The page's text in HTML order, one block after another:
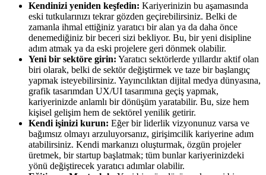
Kendinizi yeniden keşfedin: Kariyerinizin bu aşamasında
eski tutkularınızı tekrar gözden geçirebilirsiniz. Belki de
zamanla ihmal ettiğiniz yaratıcı bir alan ya da daha önce
denemediğiniz bir beceri sizi bekliyor. Bu, bir yeni disipline
adım atmak ya da eski projelere geri dönmek olabilir.
Yeni bir sektöre girin: Yaratıcı sektörlerde yıllardır aktif olan
biri olarak, belki de sektör değiştirmek ve taze bir başlangıç
yapmak isteyebilirsiniz. Yayıncılıktan dijital medya dünyasına,
grafik tasarımdan UX/UI tasarımına geçiş yapmak,
kariyerinizde anlamlı bir dönüşüm yaratabilir. Bu, size hem
kişisel gelişim hem de sektörel yenilik getirir.
Kendi işinizi kurun: Eğer bir liderlik vizyonunuz varsa ve
bağımsız olmayı arzuluyorsanız, girişimcilik kariyerine adım
atabilirsiniz. Kendi markanızı oluşturmak, özgün projeler
üretmek, bir startup başlatmak; tüm bunlar kariyerinizdeki
yönü değiştirecek yaratıcı adımlar olabilir.